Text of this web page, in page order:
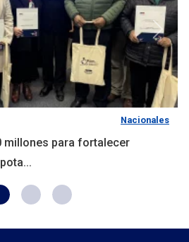
Nacionales
millones para fortalecer